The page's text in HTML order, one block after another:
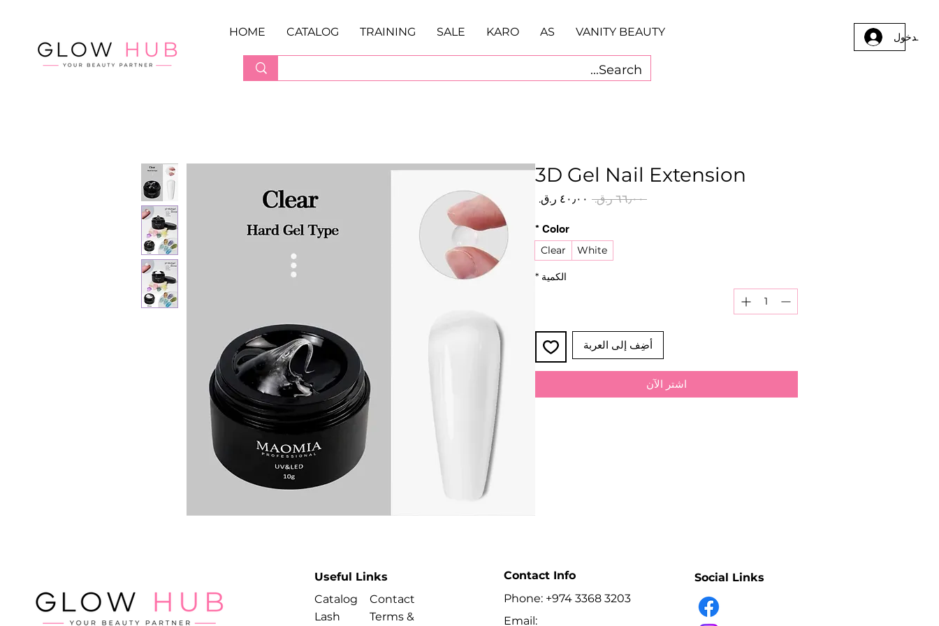
HOME CATALOG TRAINING SALE KARO AS VANITY BEAUTY الدخول
3D Gel Nail Extension
‏٦٦٫٠٠ ر.ق.‏
سعر
Color
*
White
Clear
الكمية *
أضِف إلى العربة
اشترِ الآن
Useful Links
Catalog
Lash
Contact
Terms &
Contact Info
Phone: +974 3368 3203
Email:
Social Links